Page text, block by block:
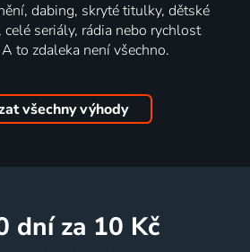
dabing, skryté titulky, dětské
celé seriály, rádia nebo rychlost
to zdaleka není všechno.
všechny výhody
dní za 10 Kč